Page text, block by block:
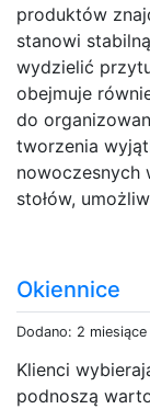
produktów
stanowi
wydzielić
obejmuje
do
tworzenia
nowoczesnych
stołów,
Okiennice
Dodano: 2
Klienci
podnoszą